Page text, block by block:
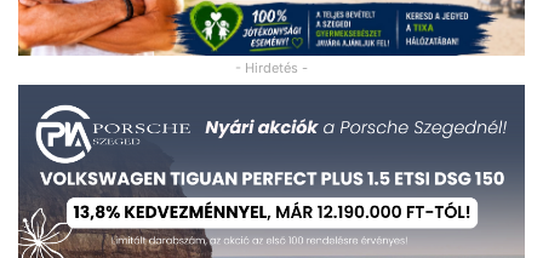
- Hirdetés -